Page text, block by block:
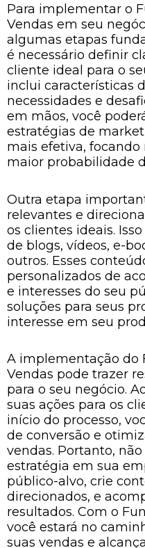
Para implementar o
Vendas em seu
algumas etapas
é necessário definir
cliente ideal para o
inclui características
necessidades e
em mãos, você
estratégias de
mais efetiva,
maior probabilidade
Outra etapa
relevantes e
os clientes ideais.
de blogs, vídeos, e-
outros. Esses
personalizados de
e interesses do seu
soluções para seus
interesse em seu
A implementação do
Vendas pode trazer
para o seu negócio.
suas ações para os
início do processo,
de conversão e
vendas. Portanto,
estratégia em sua
público-alvo, crie
direcionados, e
resultados. Com o
você estará no
suas vendas e